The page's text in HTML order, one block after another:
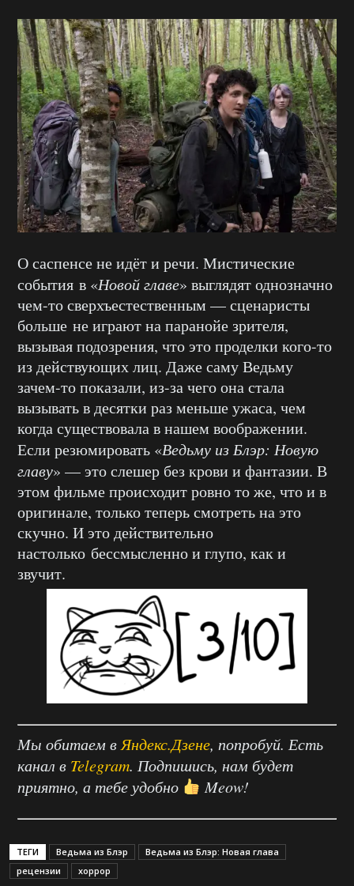
О саспенсе не идёт и речи. Мистические
события в «Новой главе» выглядят однозначно
чем-то сверхъестественным — сценаристы
больше не играют на паранойе зрителя,
вызывая подозрения, что это проделки кого-то
из действующих лиц. Даже саму Ведьму
зачем-то показали, из-за чего она стала
вызывать в десятки раз меньше ужаса, чем
когда существовала в нашем воображении.
Если резюмировать «Ведьму из Блэр: Новую
главу» — это слешер без крови и фантазии. В
этом фильме происходит ровно то же, что и в
оригинале, только теперь смотреть на это
скучно. И это действительно
настолько бессмысленно и глупо, как и
звучит.
Мы обитаем вЯндекс.Дзене, попробуй. Есть
канал в Telegram. Подпишись, нам будет
приятно, а тебе удобно
Meow!
ТЕГИ Ведьма из Блэр
Ведьма из Блэр: Новая глава
рецензии
хоррор